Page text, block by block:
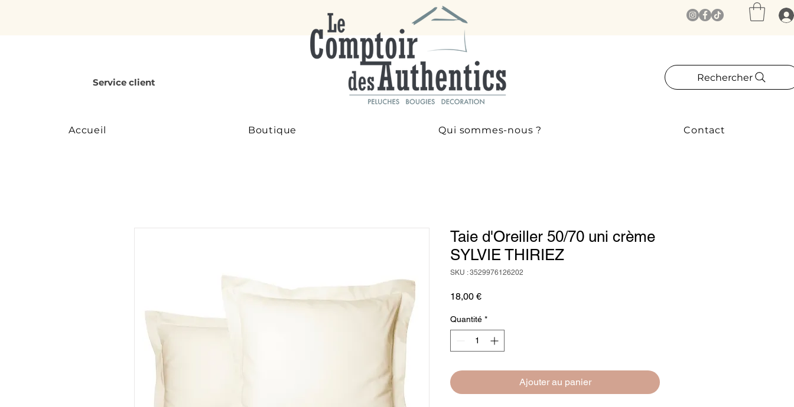
Service client Rechercher
Accueil Boutique Qui sommes-nous ? Contact
Taie d'Oreiller 50/70 uni crème
SYLVIE THIRIEZ
SKU : 3529976126202
18,00 €Prix
Quantité *
Ajouter au panier